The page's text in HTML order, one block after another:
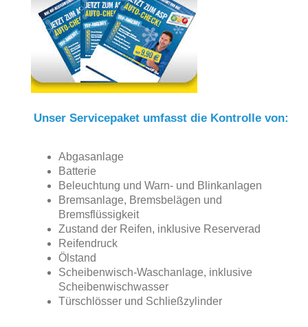
Unser Servicepaket umfasst die Kontrolle von:
Abgasanlage
Batterie
Beleuchtung und Warn- und Blinkanlagen
Bremsanlage, Bremsbelägen und
Bremsflüssigkeit
Zustand der Reifen, inklusive Reserverad
Reifendruck
Ölstand
Scheibenwisch-Waschanlage, inklusive
Scheibenwischwasser
Türschlösser und Schließzylinder